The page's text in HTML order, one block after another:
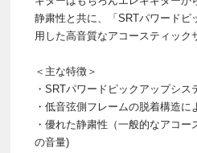
静粛性と共に、「SRTパワードピ
用した高音質なアコースティック
＜主な特徴＞
・SRTパワードピックアップシス
・低音弦側フレームの脱着構造に
・優れた静粛性（一般的なアコ
の音量)